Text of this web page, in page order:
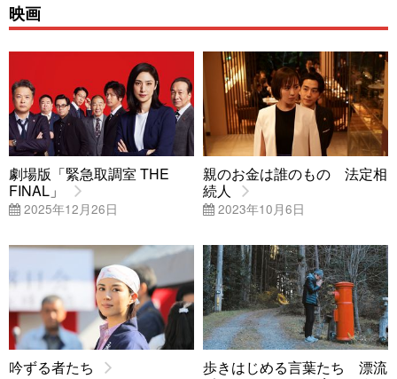
映画
劇場版「緊急取調室 THE
FINAL」
2025年12月26日
親のお金は誰のもの 法定相
続人
2023年10月6日
吟ずる者たち
歩きはじめる言葉たち 漂流